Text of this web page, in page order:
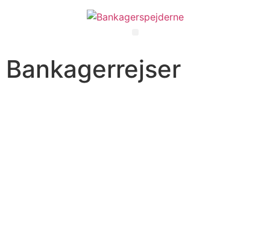
Bankagerrejser